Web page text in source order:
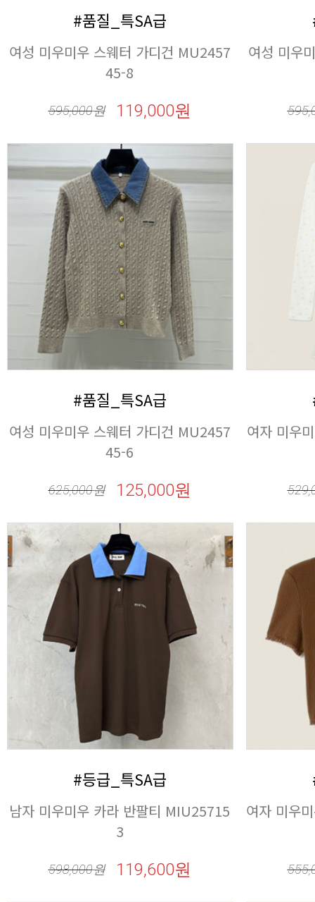
#품질_특SA급
45-8
595,000원 119,000원
#품질_특SA급
45-6
625,000원 125,000원
#등급_특SA급
3
598,000원 119,600원